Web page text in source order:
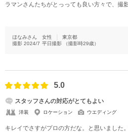
ラマンさんたちがとっっても良い方々で、撮
プロ魂を感じました。私たちの性格が現れ
料金で好きな曲が選べてTaylor Swiftのlove
る！！」と友達や親戚にも好評でした。
ほなみさん 女性
東京都
撮影 2024/7 平日撮影 （撮影時29歳）
5.0
スタッフさんの対応がとてもよい
洋装 ロケーション ウエディング
キレイでさすがプロの方だな。と思いました